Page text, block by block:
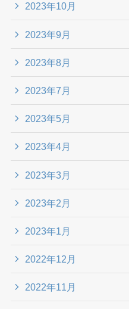
2023年10月
2023年9月
2023年8月
2023年7月
2023年5月
2023年4月
2023年3月
2023年2月
2023年1月
2022年12月
2022年11月